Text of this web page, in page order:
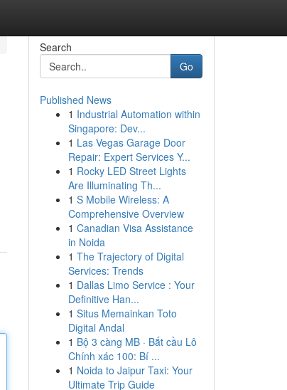
Search
Go
Published News
1 Industrial Automation within
Singapore: Dev...
1 Las Vegas Garage Door
Repair: Expert Services Y...
1 Rocky LED Street Lights
Are Illuminating Th...
1 S Mobile Wireless: A
Comprehensive Overview
1 Canadian Visa Assistance
in Noida
1 The Trajectory of Digital
Services: Trends
1 Dallas Limo Service : Your
Definitive Han...
1 Situs Memainkan Toto
Digital Andal
1 Bộ 3 càng MB · Bắt cầu Lô
Chính xác 100: Bí ...
1 Noida to Jaipur Taxi: Your
Ultimate Trip Guide